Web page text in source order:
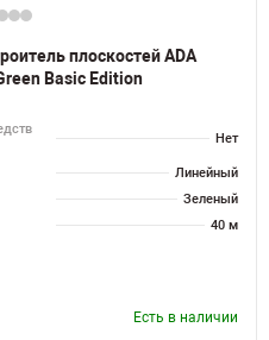
плоскостей ADA
Basic Edition
Нет
Линейный
Зеленый
40 м
Есть в наличии